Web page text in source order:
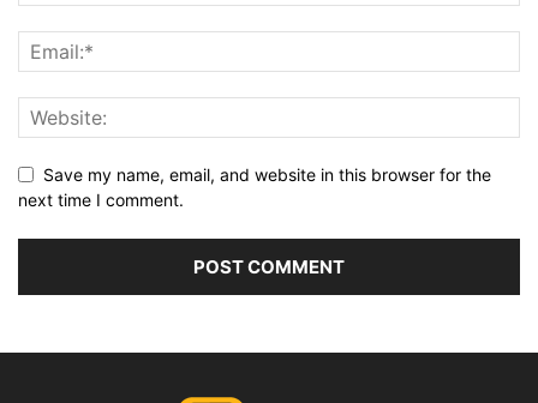
Save my name, email, and website in this browser for the
next time I comment.